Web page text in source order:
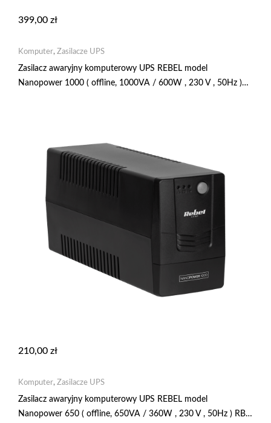
399,00 zł
Komputer, Zasilacze UPS
Zasilacz awaryjny komputerowy UPS REBEL model
Nanopower 1000 ( offline, 1000VA / 600W , 230 V , 50Hz )
210,00 zł
Komputer, Zasilacze UPS
Zasilacz awaryjny komputerowy UPS REBEL model
Nanopower 650 ( offline, 650VA / 360W , 230 V , 50Hz ) RB-